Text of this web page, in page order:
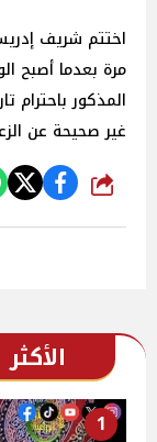
اختتم شريف
مرة بعدما أصبح
المذكور باحترام
غير صحيحة عن
شارك
1